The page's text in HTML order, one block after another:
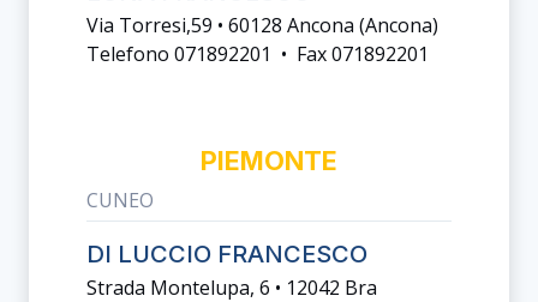
Via Torresi,59 • 60128 Ancona (ancona)
Telefono 071892201 • Fax 071892201
PIEMONTE
CUNEO
DI LUCCIO FRANCESCO
Strada Montelupa, 6 • 12042 Bra